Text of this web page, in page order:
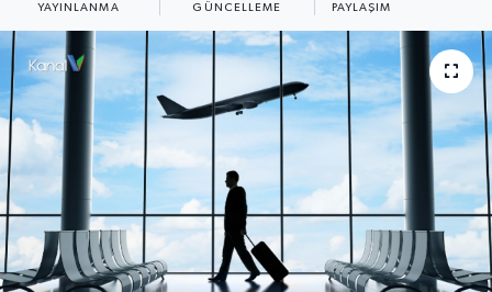
YAYINLANMA GÜNCELLEME PAYLAŞIM
Haber Kuşakları
Haberler
KANALV Spor
Kültür Sanat